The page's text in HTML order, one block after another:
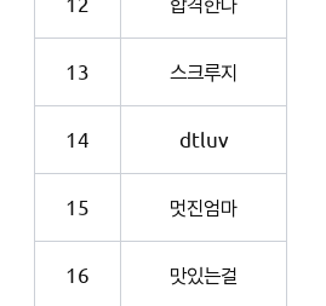
13 스크루지
14 dtluv
15 멋진엄마
16 맛있는걸